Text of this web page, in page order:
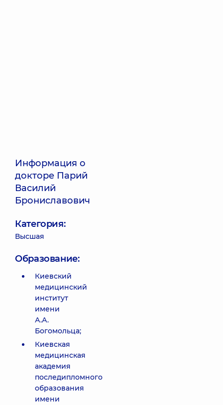
Информация о
докторе Парий
Василий
Брониславович
Категория:
Высшая
Образование:
Киевский
медицинский
институт
имени
А.А.
Богомольца;
Киевская
медицинская
академия
последипломного
образования
имени